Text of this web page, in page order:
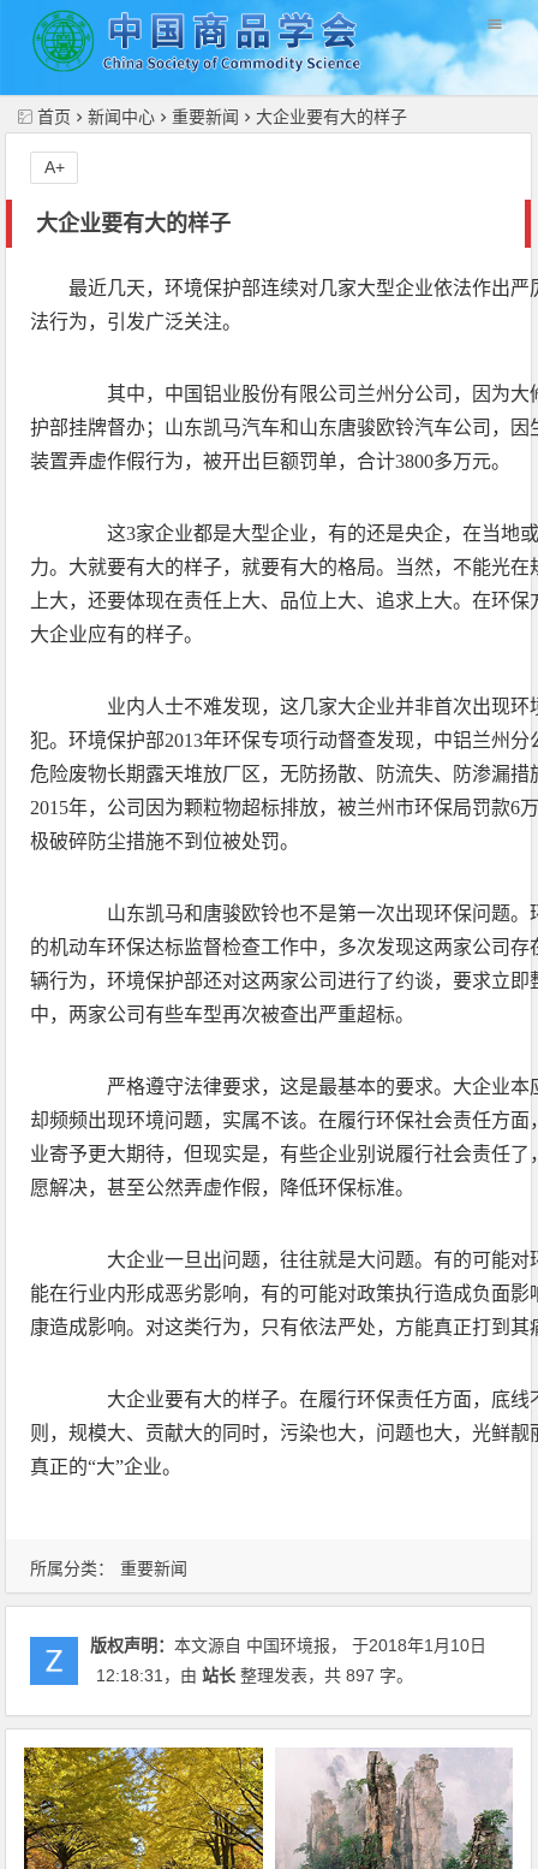
首页 新闻中心 重要新闻 大企业要有大的样子
大企业要有大的样子
A+
所属分类： 重要新闻
最近几天，环境保护部连续对几家大型企业依法作出
法行为，引发广泛关注。
其中，中国铝业股份有限公司兰州分公司，因为大
护部挂牌督办；山东凯马汽车和山东唐骏欧铃汽车公司，
装置弄虚作假行为，被开出巨额罚单，合计3800多万元。
这3家企业都是大型企业，有的还是央企，在当地
力。大就要有大的样子，就要有大的格局。当然，不能光
上大，还要体现在责任上大、品位上大、追求上大。在环
大企业应有的样子。
业内人士不难发现，这几家大企业并非首次出现环
犯。环境保护部2013年环保专项行动督查发现，中铝兰州
危险废物长期露天堆放厂区，无防扬散、防流失、防渗漏
2015年，公司因为颗粒物超标排放，被兰州市环保局罚款6
极破碎防尘措施不到位被处罚。
山东凯马和唐骏欧铃也不是第一次出现环保问题。
的机动车环保达标监督检查工作中，多次发现这两家公司
辆行为，环境保护部还对这两家公司进行了约谈，要求立
中，两家公司有些车型再次被查出严重超标。
严格遵守法律要求，这是最基本的要求。大企业本
却频频出现环境问题，实属不该。在履行环保社会责任方
业寄予更大期待，但现实是，有些企业别说履行社会责任
愿解决，甚至公然弄虚作假，降低环保标准。
大企业一旦出问题，往往就是大问题。有的可能对
能在行业内形成恶劣影响，有的可能对政策执行造成负面
康造成影响。对这类行为，只有依法严处，方能真正打到
大企业要有大的样子。在履行环保责任方面，底线
则，规模大、贡献大的同时，污染也大，问题也大，光鲜
真正的“大”企业。
版权声明：本文源自 中国环境报， 于2018年1月10日
12:18:31 ，由站长 整理发表，共 897 字。